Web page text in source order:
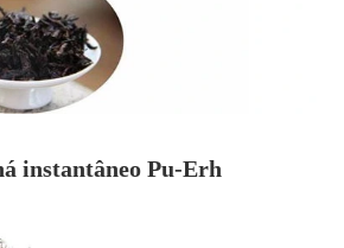
instantâneo Pu-Erh